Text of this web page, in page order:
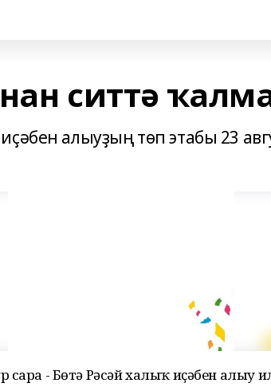
ситтә
алыуҙың төп этабы 23
сара - Бөтә Рәсәй халыҡ иҫәбен алыу